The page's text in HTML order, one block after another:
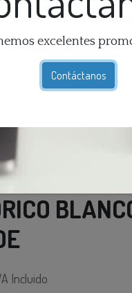
excelentes
Contáctanos
DE
Incluido